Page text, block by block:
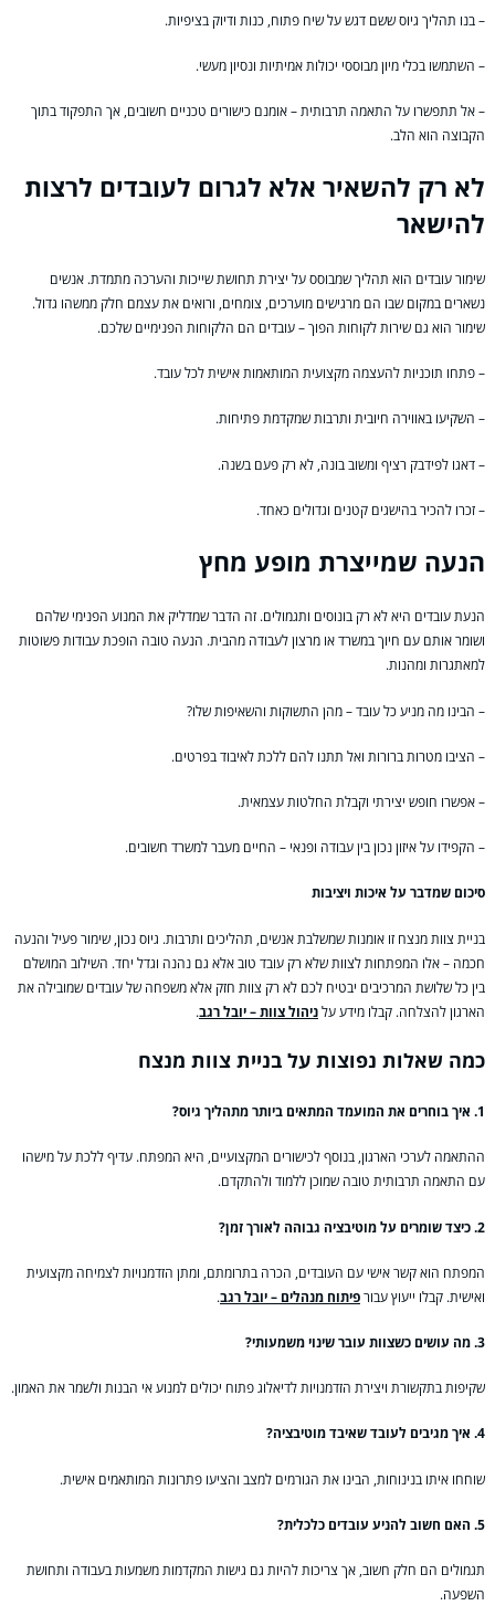
– בנו תהליך גיוס ששם דגש על שיח פתוח, כנות ודיוק בציפיות.
– השתמשו בכלי מיון מבוססי יכולות אמיתיות ונסיון מעשי.
– אל תתפשרו על התאמה תרבותית – אומנם כישורים טכניים חשובים, אך התפקוד בתוך
הקבוצה הוא הלב.
לא רק להשאיר אלא לגרום לעובדים לרצות
להישאר
שימור עובדים הוא תהליך שמבוסס על יצירת תחושת שייכות והערכה מתמדת. אנשים
נשארים במקום שבו הם מרגישים מוערכים, צומחים, ורואים את עצמם חלק ממשהו גדול.
שימור הוא גם שירות לקוחות הפוך – עובדים הם הלקוחות הפנימיים שלכם.
– פתחו תוכניות להעצמה מקצועית המותאמות אישית לכל עובד.
– השקיעו באווירה חיובית ותרבות שמקדמת פתיחות.
– דאגו לפידבק רציף ומשוב בונה, לא רק פעם בשנה.
– זכרו להכיר בהישגים קטנים וגדולים כאחד.
הנעה שמייצרת מופע מחץ
הנעת עובדים היא לא רק בונוסים ותגמולים. זה הדבר שמדליק את המנוע הפנימי שלהם
ושומר אותם עם חיוך במשרד או מרצון לעבודה מהבית. הנעה טובה הופכת עבודות פשוטות
למאתגרות ומהנות.
– הבינו מה מניע כל עובד – מהן התשוקות והשאיפות שלו?
– הציבו מטרות ברורות ואל תתנו להם ללכת לאיבוד בפרטים.
– אפשרו חופש יצירתי וקבלת החלטות עצמאית.
– הקפידו על איזון נכון בין עבודה ופנאי – החיים מעבר למשרד חשובים.
סיכום שמדבר על איכות ויציבות
בניית צוות מנצח זו אומנות שמשלבת אנשים, תהליכים ותרבות. גיוס נכון, שימור פעיל והנעה
חכמה – אלו המפתחות לצוות שלא רק עובד טוב אלא גם נהנה וגדל יחד. השילוב המושלם
בין כל שלושת המרכיבים יבטיח לכם לא רק צוות חזק אלא משפחה של עובדים שמובילה את
הארגון להצלחה. קבלו מידע עלניהול צוות – יובל רגב.
כמה שאלות נפוצות על בניית צוות מנצח
1. איך בוחרים את המועמד המתאים ביותר מתהליך גיוס?
ההתאמה לערכי הארגון, בנוסף לכישורים המקצועיים, היא המפתח. עדיף ללכת על מישהו
עם התאמה תרבותית טובה שמוכן ללמוד ולהתקדם.
2. כיצד שומרים על מוטיבציה גבוהה לאורך זמן?
המפתח הוא קשר אישי עם העובדים, הכרה בתרומתם, ומתן הזדמנויות לצמיחה מקצועית
ואישית. קבלו ייעוץ עבורפיתוח מנהלים – יובל רגב.
3. מה עושים כשצוות עובר שינוי משמעותי?
שקיפות בתקשורת ויצירת הזדמנויות לדיאלוג פתוח יכולים למנוע אי הבנות ולשמר את האמון.
4. איך מגיבים לעובד שאיבד מוטיבציה?
שוחחו איתו בנינוחות, הבינו את הגורמים למצב והציעו פתרונות המותאמים אישית.
5. האם חשוב להניע עובדים כלכלית?
תגמולים הם חלק חשוב, אך צריכות להיות גם גישות המקדמות משמעות בעבודה ותחושת
השפעה.